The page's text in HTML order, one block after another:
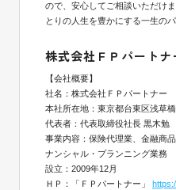
ので、安心してご相談いただけ
とりの人生を豊かにする一生のパ
株式会社ＦＰパートナ
【会社概要】
社名：株式会社ＦＰパートナー
本社所在地：東京都台東区浅草
代表者：代表取締役社長 黒木勉
事業内容：保険代理業、金融商
ナンシャル・プランニング業務
設立：2009年12月
ＨＰ：「ＦＰパートナー」